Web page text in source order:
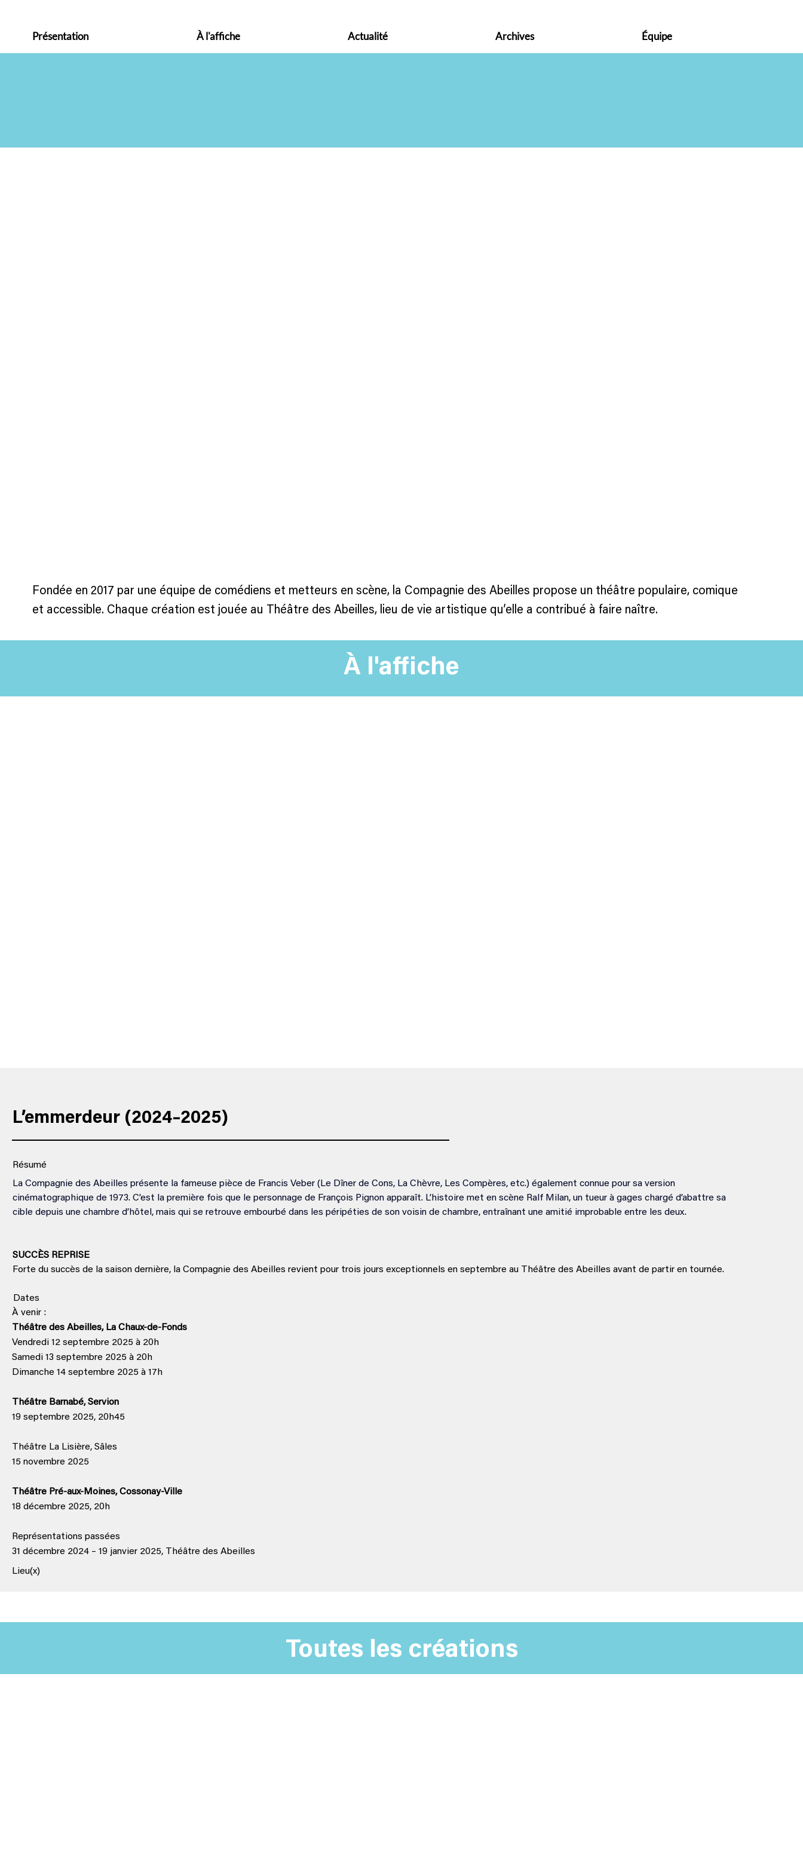
Présentation À l'affiche Actualité Archives Équipe
Fondée en 2017 par une équipe de comédiens et metteurs en scène, la Compagnie des Abeilles propose un théâtre populaire, comique
et accessible. Chaque création est jouée au Théâtre des Abeilles, lieu de vie artistique qu’elle a contribué à faire naître.
À l'affiche
L’emmerdeur (2024–2025)
Résumé
La Compagnie des Abeilles présente la fameuse pièce de Francis Veber (Le Dîner de Cons, La Chèvre, Les Compères, etc.) également connue pour sa version
cinématographique de 1973. C’est la première fois que le personnage de François Pignon apparaît. L’histoire met en scène Ralf Milan, un tueur à gages chargé d’abattre sa
cible depuis une chambre d’hôtel, mais qui se retrouve embourbé dans les péripéties de son voisin de chambre, entraînant une amitié improbable entre les deux.
SUCCÈS REPRISE
Forte du succès de la saison dernière, la Compagnie des Abeilles revient pour trois jours exceptionnels en septembre au Théâtre des Abeilles avant de partir en tournée.
Dates
À venir :
Théâtre des Abeilles, La Chaux-de-Fonds
Vendredi 12 septembre 2025 à 20h
Samedi 13 septembre 2025 à 20h
Dimanche 14 septembre 2025 à 17h
Théâtre Barnabé, Servion
19 septembre 2025, 20h45
Théâtre La Lisière, Sâles
15 novembre 2025
Théâtre Pré-aux-Moines, Cossonay-Ville
18 décembre 2025, 20h
Représentations passées
31 décembre 2024 – 19 janvier 2025, Théâtre des Abeilles
Lieu(x)
Toutes les créations